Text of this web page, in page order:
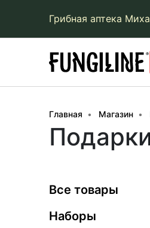
Грибная аптека
Главная Магазин
Все товары
Наборы